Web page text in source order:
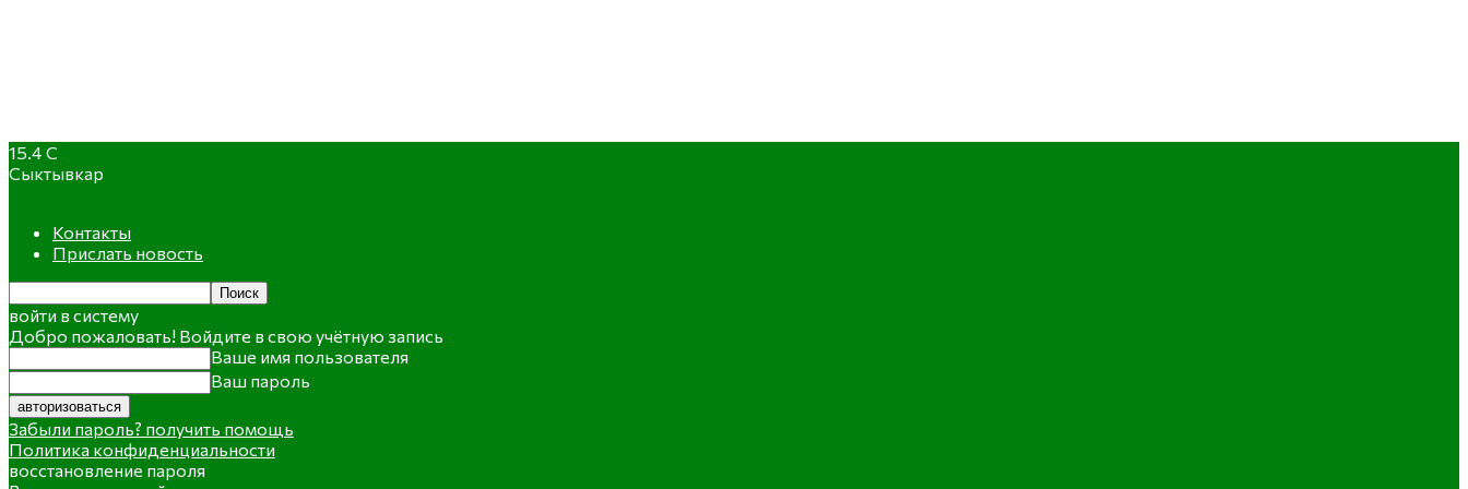
15.4C
Сыктывкар
Контакты
Прислать новость
войти в систему
Добро пожаловать! Войдите в свою учётную запись
Ваше имя пользователя
Ваш пароль
Забыли пароль? получить помощь
Политика конфиденциальности
восстановление пароля